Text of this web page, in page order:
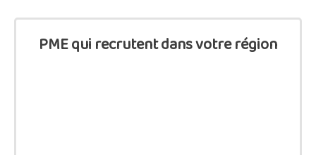
PME qui recrutent dans votre région